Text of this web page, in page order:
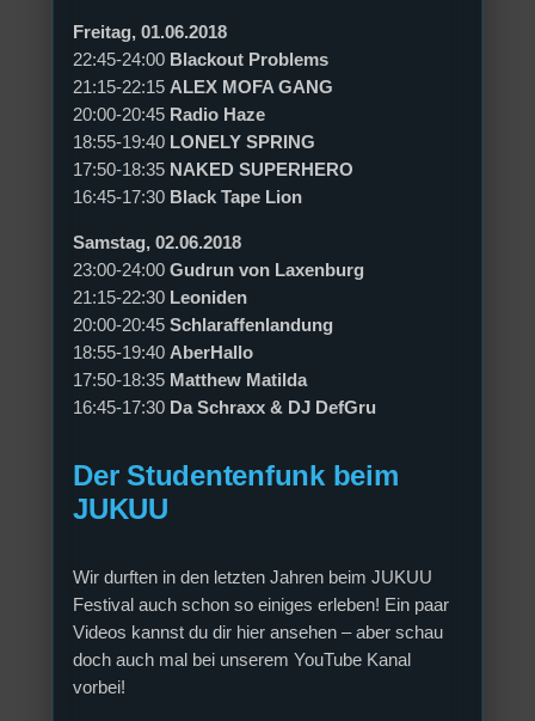
Freitag, 01.06.2018
22:45-24:00 Blackout Problems
21:15-22:15 ALEX MOFA GANG
20:00-20:45 Radio Haze
18:55-19:40 LONELY SPRING
17:50-18:35 NAKED SUPERHERO
16:45-17:30 Black Tape Lion
Samstag, 02.06.2018
23:00-24:00 Gudrun von Laxenburg
21:15-22:30 Leoniden
20:00-20:45 Schlaraffenlandung
18:55-19:40 AberHallo
17:50-18:35 Matthew Matilda
16:45-17:30 Da Schraxx & DJ DefGru
Der Studentenfunk beim
JUKUU
Wir durften in den letzten Jahren beim JUKUU
Festival auch schon so einiges erleben! Ein paar
Videos kannst du dir hier ansehen – aber schau
doch auch mal bei unserem YouTube Kanal
vorbei!